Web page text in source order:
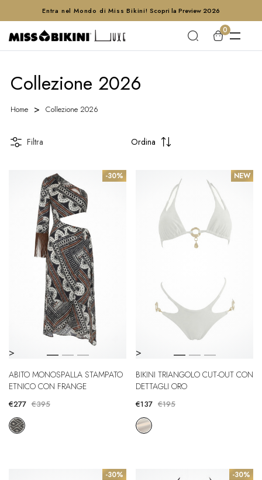
Entra nel Mondo di Miss Bikini! Scopri la Preview 2026
0
Collezione 2026
Home Collezione 2026
Filtra Ordina
-30%
>
ABITO MONOSPALLA STAMPATO
ETNICO CON FRANGE
€277 €395
NEW
>
BIKINI TRIANGOLO CUT-OUT CON
DETTAGLI ORO
€137 €195
-30% -30%